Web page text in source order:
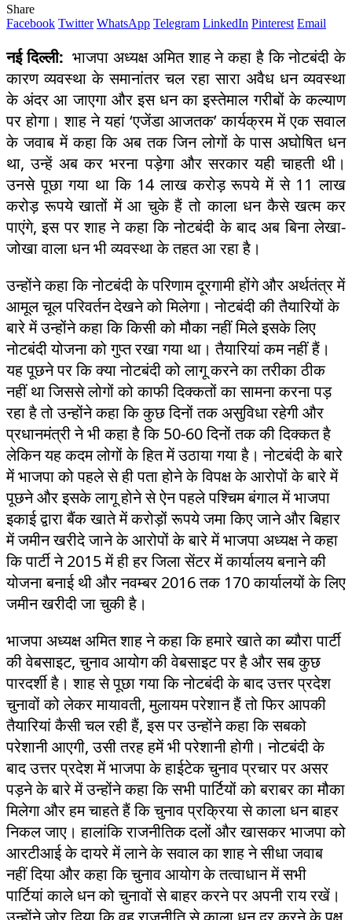
Share
Facebook Twitter WhatsApp Telegram LinkedIn Pinterest Email
नई दिल्ली: भाजपा अध्यक्ष अमित शाह ने कहा है कि नोटबंदी के
कारण व्यवस्था के समानांतर चल रहा सारा अवैध धन व्यवस्था
के अंदर आ जाएगा और इस धन का इस्तेमाल गरीबों के कल्याण
पर होगा। शाह ने यहां ‘एजेंडा आजतक’ कार्यक्रम में एक सवाल
के जवाब में कहा कि अब तक जिन लोगों के पास अघोषित धन
था, उन्हें अब कर भरना पड़ेगा और सरकार यही चाहती थी।
उनसे पूछा गया था कि 14 लाख करोड़ रूपये में से 11 लाख
करोड़ रूपये खातों में आ चुके हैं तो काला धन कैसे खत्म कर
पाएंगे, इस पर शाह ने कहा कि नोटबंदी के बाद अब बिना लेखा-
जोखा वाला धन भी व्यवस्था के तहत आ रहा है।
उन्होंने कहा कि नोटबंदी के परिणाम दूरगामी होंगे और अर्थतंत्र में
आमूल चूल परिवर्तन देखने को मिलेगा। नोटबंदी की तैयारियों के
बारे में उन्होंने कहा कि किसी को मौका नहीं मिले इसके लिए
नोटबंदी योजना को गुप्त रखा गया था। तैयारियां कम नहीं हैं।
यह पूछने पर कि क्या नोटबंदी को लागू करने का तरीका ठीक
नहीं था जिससे लोगों को काफी दिक्कतों का सामना करना पड़
रहा है तो उन्होंने कहा कि कुछ दिनों तक असुविधा रहेगी और
प्रधानमंत्री ने भी कहा है कि 50-60 दिनों तक की दिक्कत है
लेकिन यह कदम लोगों के हित में उठाया गया है। नोटबंदी के बारे
में भाजपा को पहले से ही पता होने के विपक्ष के आरोपों के बारे में
पूछने और इसके लागू होने से ऐन पहले पश्चिम बंगाल में भाजपा
इकाई द्वारा बैंक खाते में करोड़ों रूपये जमा किए जाने और बिहार
में जमीन खरीदे जाने के आरोपों के बारे में भाजपा अध्यक्ष ने कहा
कि पार्टी ने 2015 में ही हर जिला सेंटर में कार्यालय बनाने की
योजना बनाई थी और नवम्बर 2016 तक 170 कार्यालयों के लिए
जमीन खरीदी जा चुकी है।
भाजपा अध्यक्ष अमित शाह ने कहा कि हमारे खाते का ब्यौरा पार्टी
की वेबसाइट, चुनाव आयोग की वेबसाइट पर है और सब कुछ
पारदर्शी है। शाह से पूछा गया कि नोटबंदी के बाद उत्तर प्रदेश
चुनावों को लेकर मायावती, मुलायम परेशान हैं तो फिर आपकी
तैयारियां कैसी चल रही हैं, इस पर उन्होंने कहा कि सबको
परेशानी आएगी, उसी तरह हमें भी परेशानी होगी। नोटबंदी के
बाद उत्तर प्रदेश में भाजपा के हाईटेक चुनाव प्रचार पर असर
पड़ने के बारे में उन्होंने कहा कि सभी पार्टियों को बराबर का मौका
मिलेगा और हम चाहते हैं कि चुनाव प्रक्रिया से काला धन बाहर
निकल जाए। हालांकि राजनीतिक दलों और खासकर भाजपा को
आरटीआई के दायरे में लाने के सवाल का शाह ने सीधा जवाब
नहीं दिया और कहा कि चुनाव आयोग के तत्वाधान में सभी
पार्टियां काले धन को चुनावों से बाहर करने पर अपनी राय रखें।